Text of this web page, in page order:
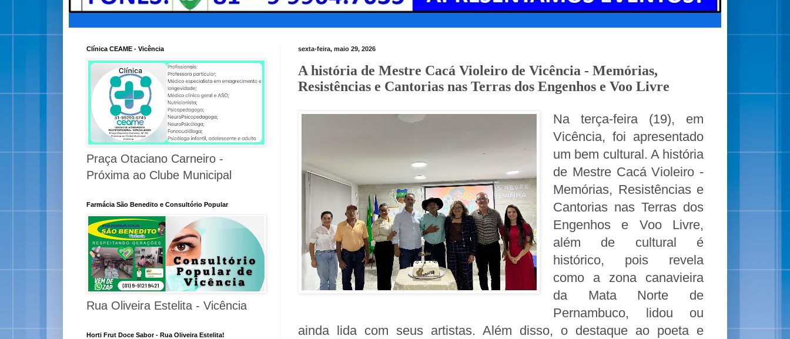
sexta-feira, maio 29, 2026
A história de Mestre Cacá Violeiro de Vicência - Memórias,
Resistências e Cantorias nas Terras dos Engenhos e Voo Livre
Na terça-feira (19), em
Vicência, foi apresentado
um bem cultural. A história
de Mestre Cacá Violeiro -
Memórias, Resistências e
Cantorias nas Terras dos
Engenhos e Voo Livre,
além de cultural é
histórico, pois revela
como a zona canavieira
da Mata Norte de
Pernambuco, lidou ou
ainda lida com seus artistas. Além disso, o destaque ao poeta e
Clínica CEAME - Vicência
Praça Otaciano Carneiro -
Próxima ao Clube Municipal
Farmácia São Benedito e Consultório Popular
Rua Oliveira Estelita - Vicência
Horti Frut Doce Sabor - Rua Oliveira Estelita!